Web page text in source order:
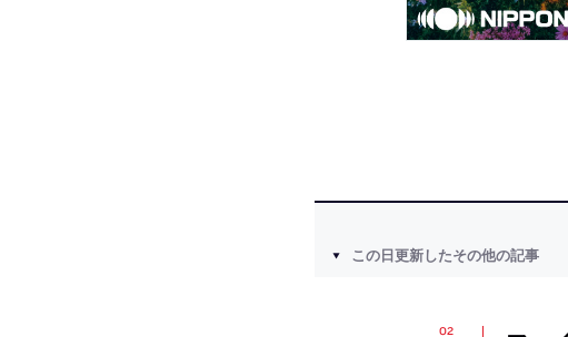
この日更新したその他の記事